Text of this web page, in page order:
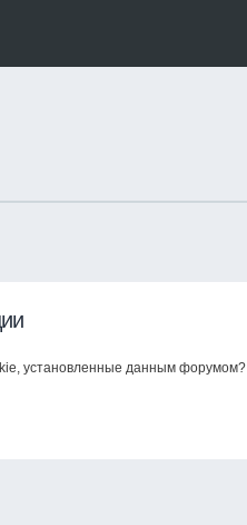
установленные данным форумом?